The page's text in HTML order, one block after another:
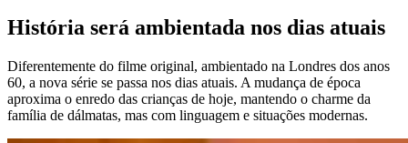
História será ambientada nos dias atuais
Diferentemente do filme original, ambientado na Londres dos anos
60, a nova série se passa nos dias atuais. A mudança de época
aproxima o enredo das crianças de hoje, mantendo o charme da
família de dálmatas, mas com linguagem e situações modernas.